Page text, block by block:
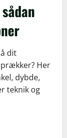
dit
Her
dybde,
teknik og